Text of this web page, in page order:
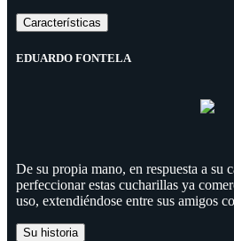
Características
EDUARDO FONTELA
De su propia mano, en respuesta a su
perfeccionar estas cucharillas ya
uso, extendiéndose entre sus amigos
Su historia